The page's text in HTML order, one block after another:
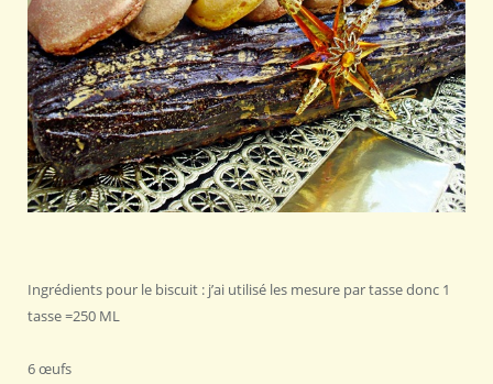
Ingrédients pour le biscuit : j’ai utilisé les mesure par tasse donc 1
tasse =250 ML
6 œufs